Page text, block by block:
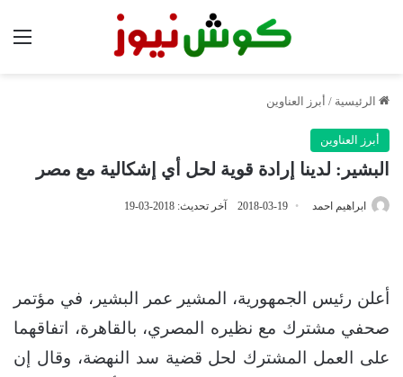
الرئيسية / أبرز العناوين
أبرز العناوين
البشير: لدينا إرادة قوية لحل أي إشكالية مع مصر
ابراهيم احمد 2018-03-19 آخر تحديث: 2018-03-19
أعلن رئيس الجمهورية، المشير عمر البشير، في مؤتمر
صحفي مشترك مع نظيره المصري، بالقاهرة، اتفاقهما
على العمل المشترك لحل قضية سد النهضة، وقال إن